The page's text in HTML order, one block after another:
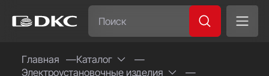
Главная
Каталог
Электроустановочные изделия
Часто ищут: